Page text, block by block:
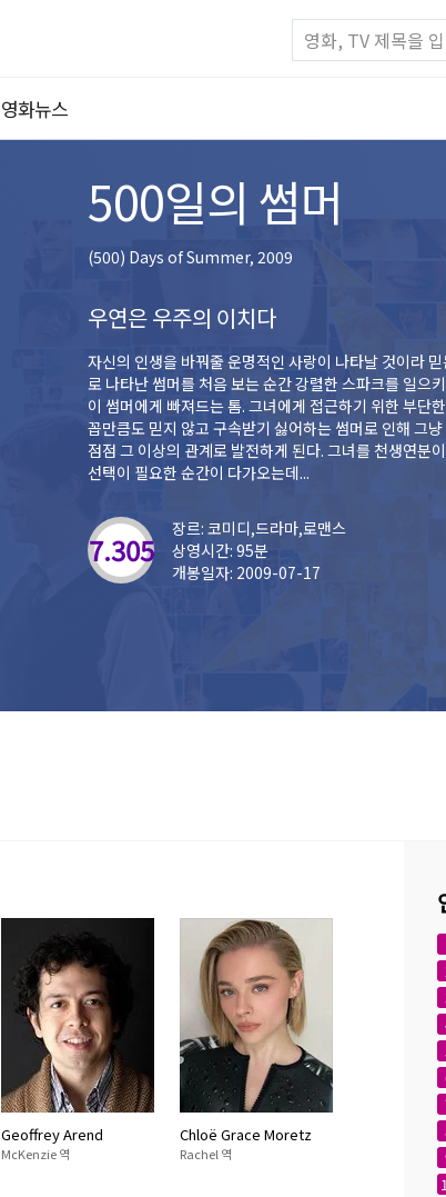
영화뉴스
500일의 썸머
(500) Days of Summer, 2009
우연은 우주의 이치다
자신의 인생을 바꿔줄 운명적인 사랑이 나타날 것이라
로 나타난 썸머를 처음 보는 순간 강렬한 스파크를 일으
이 썸머에게 빠져드는 톰. 그녀에게 접근하기 위한 부단
꼽만큼도 믿지 않고 구속받기 싫어하는 썸머로 인해 그
점점 그 이상의 관계로 발전하게 된다. 그녀를 천생연분
선택이 필요한 순간이 다가오는데...
7.305
장르: 코미디,드라마,로맨스
상영시간: 95분
개봉일자: 2009-07-17
Geoffrey Arend
McKenzie 역
Chloë Grace Moretz
Rachel 역